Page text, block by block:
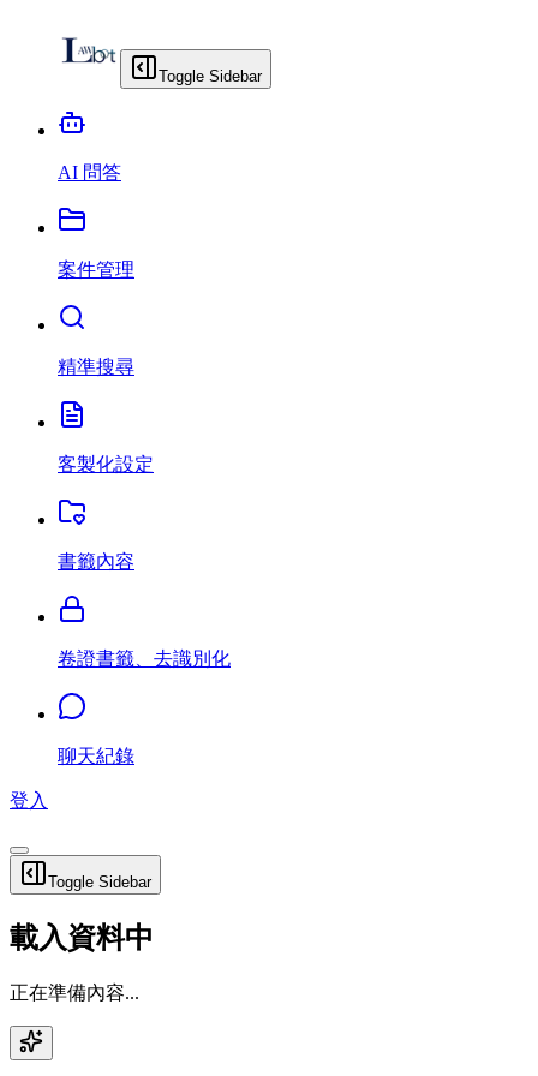
Toggle Sidebar
AI 問答
案件管理
精準搜尋
客製化設定
書籤內容
卷證書籤、去識別化
聊天紀錄
登入
Toggle Sidebar
載入資料中
正在準備內容...